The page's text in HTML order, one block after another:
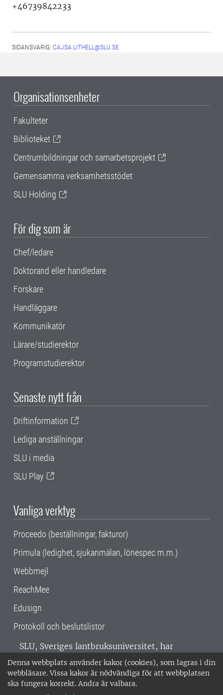
Denna webbplats använder kakor (cookies), som lagras i din
webbläsare. Vissa kakor är nödvändiga för att webbplatsen
ska fungera korrekt. Andra är valbara.
+46739842233
SIDANSVARIG: CAJSA.LITHELL@SLU.SE
Organisationsenheter
Fakulteter
Biblioteket
Centrumbildningar och samarbetsprojekt
Gemensamma verksamhetsstödet
SLU Holding
För dig som är
Chef/ledare
Doktorand eller handledare
Forskare
Handläggare
Kommunikatör
Lärare/studierektor
Programstudierektor
Senaste nytt från
Driftinformation
Lediga anställningar
SLU i media
SLU Play
Vanliga verktyg
Proceedo (beställningar, fakturor)
Primula (ledighet, sjukanmälan, lönespec m.m.)
Webbmejl
ReachMee
Edusign
Protokoll och beslutslistor
SLU, Sveriges lantbruksuniversitet, har
verksamhet över hela Sverige. Huvudorter är
Alnarp, Uppsala och Umeå.SLU är
miljöcertifierat enligt ISO 14001. •